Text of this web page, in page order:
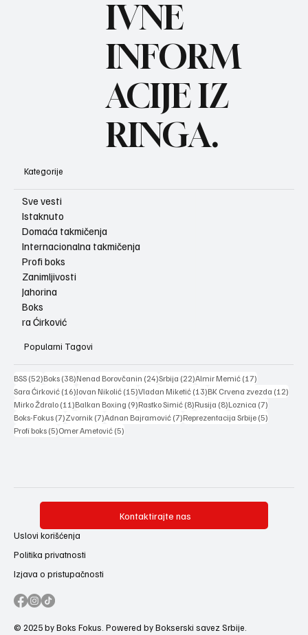
IVNE
INFORM
ACIJE IZ
RINGA.
Kategorije
Sve vesti
Istaknuto
Domaća takmičenja
Internacionalna takmičenja
Profi boks
Zanimljivosti
Jahorina
Boks
ra Ćirković
Popularni Tagovi
BSS (52)52 posts
Boks (38)38 posts
Nenad Borovčanin (24)24 posts
Srbija (22)22 posts
Almir Memić (17)
Sara Ćirković (16)16 posts
Jovan Nikolić (15)15 posts
Vladan Miketić (13)13 posts
BK Crvena zvezda (12)
Mirko Ždralo (11)11 posts
Balkan Boxing (9)9 posts
Rastko Simić (8)8 posts
Rusija (8)8 posts
Loznica (7)
Boks-Fokus (7)7 posts
Zvornik (7)7 posts
Adnan Bajramović (7)7 posts
Reprezentacija Srbije (5)
Profi boks (5)5 posts
Omer Ametović (5)
Kontaktirajte nas
Uslovi korišćenja
Politika privatnosti
Izjava o pristupačnosti
© 2025 by Boks Fokus. Powered by Bokserski savez Srbije.